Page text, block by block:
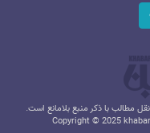
مطالب با ذکر منبع بلامانع است.
Copyright © 2025